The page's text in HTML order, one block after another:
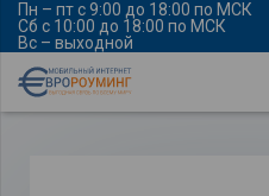
Пн – пт с 9:00 до 18:00 по МСК
Сб с 10:00 до 18:00 по МСК
Вс – выходной